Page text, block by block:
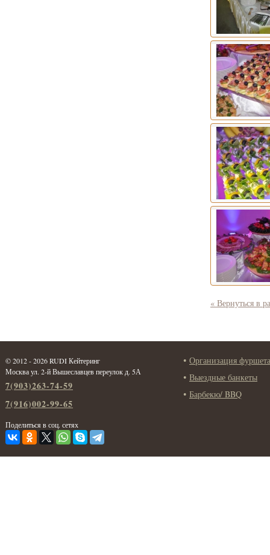
« Вернуться в
© 2012 - 2026 RUDI Кейтеринг
Москва ул. 2-й Вышеславцев переулок д. 5А
7(903)263-74-59
7(916)002-99-65
Поделиться в соц. сетях
Организация фуршета
Выездные банкеты
Барбекю/ BBQ